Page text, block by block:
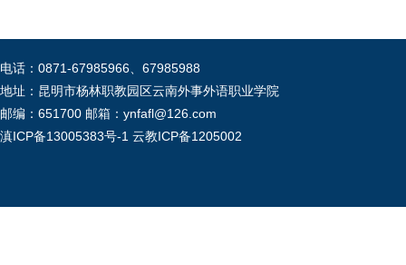
电话：0871-67985966、67985988
地址：昆明市杨林职教园区云南外事外语职业学院
邮编：651700 邮箱：ynfafl@126.com
滇ICP备13005383号-1 云教ICP备1205002